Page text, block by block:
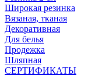
Широкая резинка
Вязаная, тканая
Декоративная
Для белья
Продежка
Шляпная
СЕРТИФИКАТЫ